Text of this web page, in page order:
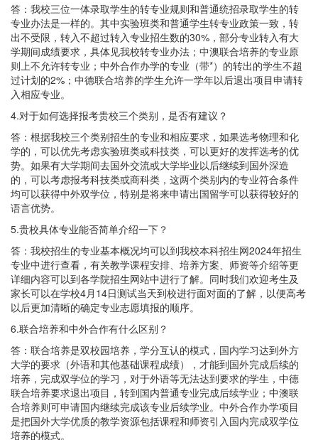
答：我校三位一体录取学生的转专业规则和普通统招录取学生的转
专业办法是一样的。其中实验班类和普通学生转专业政策一致，转
出不受限，转入不超过转入专业招生数的30%，部分专业转入有大
学期间成绩要求，具体见我校转专业办法；中澳联合培养的专业原
则上不允许转专业；中外合作办学的专业（带*）的转出的学生不超
过计划的2%；中德联合培养的学生允许一学年以后退出项目申请转
入相应专业。
4.对于如何选择报考贵校三个类别，是否有建议？
答：根据我校三个类别招生的专业和相应要求，如果选考物理和化
学的，可以优先考虑实验班类或科技类，可以更好的发挥选考的优
势。如果有大学期间去国外交流或大学毕业以后继续到国外深造
的，可以考虑报考科技类或商科类，这两个类别内的专业符合条件
均可以获得中外双学位，特别是将来申请出国留学可以获得较好的
语言优势。
5.贵校具体专业能否简单介绍一下？
答：我校招生的专业基本概况均可以到我校本科招生网2024年招生
专业中进行查看，有关教学课程安排、培养方案、师资等介绍等更
详细内容可以到各学院招生网站中进行了解。同时我们欢迎考生及
家长可以在学校4月14日测试当天到校进行面对面的了解，以便高考
以后更加清晰的确定专业志愿填报的顺序。
6.联合培养和中外合作有什么区别？
答：联合培养是双校园培养，学分互认的模式，国内学习达到外方
大学的要求（外语和其他基础课程成绩），才能到国外完成后续的
培养，完成双学位的学习，对于外语等无法达到要求的学生，中德
联合培养要求退出项目，转到国内普通专业完成后续学业；中澳联
合培养则可申请国内继续完成该专业后续学业。中外合作办学项目
是把国外大学优质的教学资源包括课程和师资引入国内完成双学位
培养的模式。